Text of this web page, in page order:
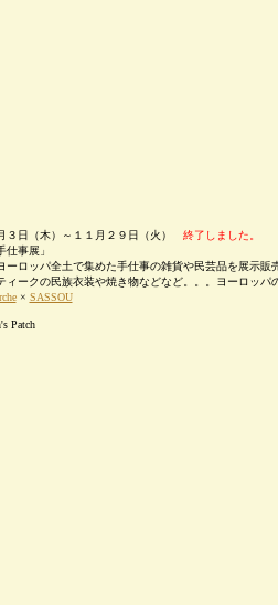
３日（木）～１１月２９日（火）
終了しました。
仕事展」
ーロッパ全土で集めた手仕事の雑貨や民芸品を展示販
ィークの民族衣装や焼き物などなど。。。ヨーロッパ
× SASSOU
Patch